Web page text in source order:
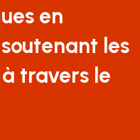
en
les
travers le